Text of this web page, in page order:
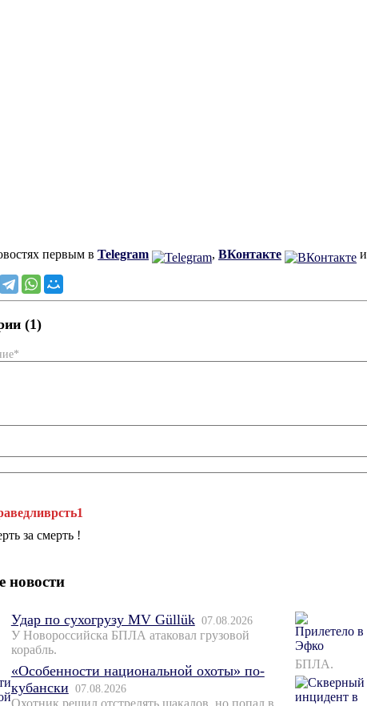
первым в Telegram , ВКонтакте и
(1)
за смерть !
новости
Удар по сухогрузу MV Güllük 07.08.2026
У Новороссийска БПЛА атаковал грузовой
корабль.
«Особенности национальной охоты» по-
кубански 07.08.2026
БПЛА.